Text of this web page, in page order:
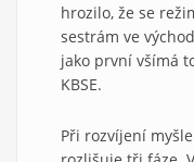
hrozilo, že se
sestrám ve
jako první všímá
KBSE.
Při rozvíjení